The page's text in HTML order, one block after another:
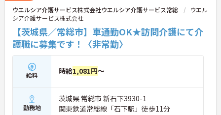
ウエルシア介護サービス株式会社ウエルシア介護サービス常総
ウエル
シア介護サービス株式会社
【茨城県／常総市】車通勤OK★訪問介護にて介
護職に募集です！〈非常勤〉
給料 時給1,081円～
勤務地
茨城県 常総市 新石下3930-1
関東鉄道常総線「石下駅」徒歩11分